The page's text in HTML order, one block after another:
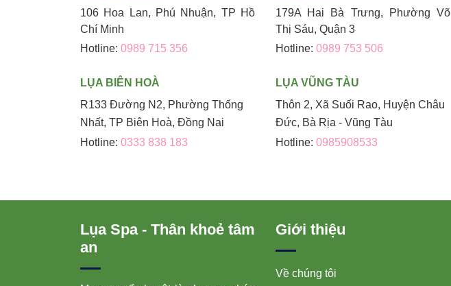
106 Hoa Lan, Phú Nhuận, TP Hồ
Chí Minh
Hotline: 0989 715 356
179A Hai Bà Trưng, Phường Võ
Thị Sáu, Quận 3
Hotline: 0989 753 506
LỤA BIÊN HOÀ
R133 Đường N2, Phường Thống
Nhất, TP Biên Hoà, Đồng Nai
Hotline: 0333 838 183
LỤA VŨNG TÀU
Thôn 2, Xã Suối Rao, Huyện Châu
Đức, Bà Rịa - Vũng Tàu
Hotline: 0985908533
Lụa Spa - Thân khoẻ tâm
an
Giới thiệu
Về chúng tôi